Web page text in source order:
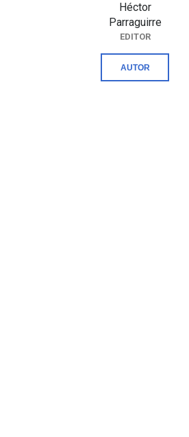
Héctor
Parraguirre
EDITOR
AUTOR